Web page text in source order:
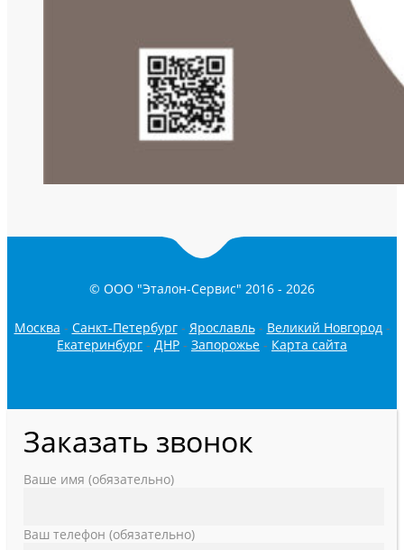
© ООО "Эталон-Сервис" 2016 - 2026
Москва - Санкт-Петербург- Ярославль- Великий Новгород-
Екатеринбург - ДНР - Запорожье - Карта сайта
Заказать звонок
Ваше имя (обязательно)
Ваш телефон (обязательно)